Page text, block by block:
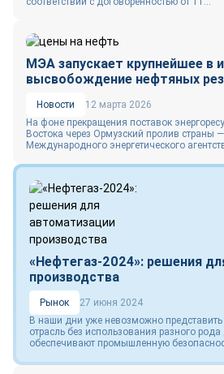
МЭА запускает крупнейшее в
высвобождение нефтяных
Новости
12 марта 2026
На фоне прекращения поставок
Востока через Ормузский пролив страны
Международного энергетического
«Нефтегаз-2024»: решения
производства
Рынок
27 июня 2024
В наши дни уже невозможно представить
отрасль без использования разного
обеспечивают промышленную